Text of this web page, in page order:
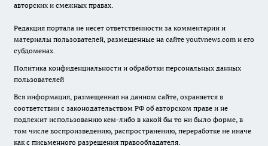
авторских и смежных правах.
Редакция портала не несет ответственности за комментарии и
материалы пользователей, размещенные на сайте youtvnews.com и его
субдоменах.
Политика конфиденциальности и обработки персональных данных
пользователей
Вся информация, размещенная на данном сайте, охраняется в
соответствии с законодательством РФ об авторском праве и не
подлежит использованию кем-либо в какой бы то ни было форме, в
том числе воспроизведению, распространению, переработке не иначе
как с письменного разрешения правообладателя.